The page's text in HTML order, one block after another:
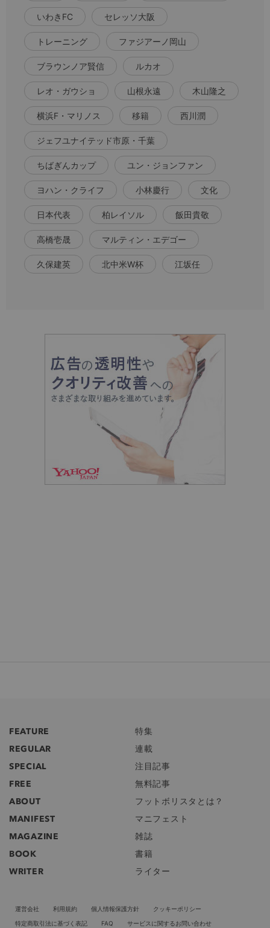
いわきFC セレッソ大阪
トレーニング ファジアーノ岡山
ブラウンノア賢信 ルカオ
レオ・ガウショ 山根永遠 木山隆之
横浜F・マリノス 移籍 西川潤
ジェフユナイテッド市原・千葉
ちばぎんカップ ユン・ジョンファン
ヨハン・クライフ 小林慶行 文化
日本代表 柏レイソル 飯田貴敬
高橋壱晟 マルティン・エデゴー
久保建英 北中米W杯 江坂任
FEATURE
特集
REGULAR
連載
SPECIAL
注目記事
FREE
無料記事
ABOUT
フットボリスタとは？
MANIFEST
マニフェスト
MAGAZINE
雑誌
BOOK
書籍
WRITER
ライター
運営会社 利用規約 個人情報保護方針
クッキーポリシー
特定商取引法に基づく表記
FAQ サービスに関するお問い合わせ